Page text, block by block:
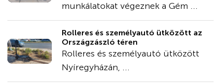
munkálatokat végeznek a Gém ...
Rolleres és személyautó ütközött az
Országzászló téren
Rolleres és személyautó ütközött
Nyíregyházán, ...